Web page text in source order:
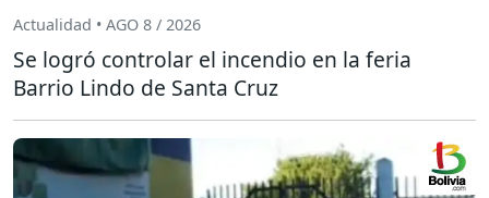
Actualidad • AGO 8 / 2026
Se logró controlar el incendio en la feria
Barrio Lindo de Santa Cruz